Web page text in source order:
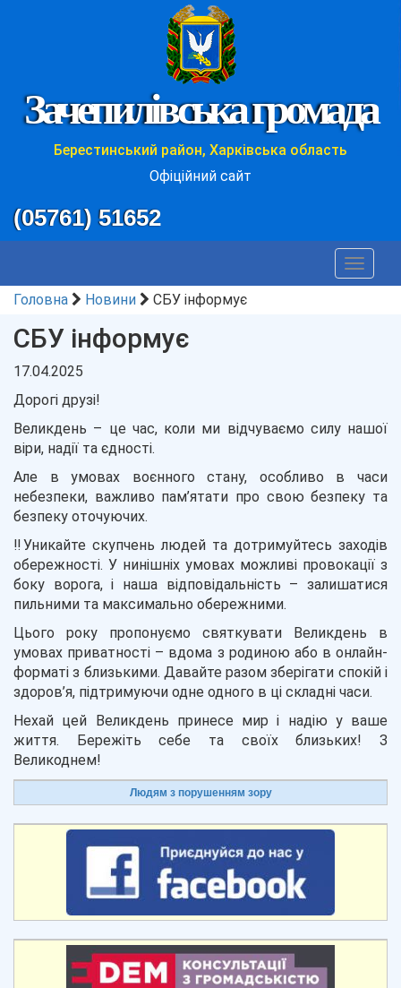
Зачепилівська громада
Берестинський район, Харківська область
Офіційний сайт
(05761) 51652
Toggle
Головна
Новини СБУ інформує
СБУ інформує
17.04.2025
Дорогі друзі!
Великдень – це час, коли ми відчуваємо силу нашої
віри, надії та єдності.
Але в умовах воєнного стану, особливо в часи
небезпеки, важливо пам’ятати про свою безпеку та
безпеку оточуючих.
‼️Уникайте скупчень людей та дотримуйтесь заходів
обережності. У нинішніх умовах можливі провокації з
боку ворога, і наша відповідальність – залишатися
пильними та максимально обережними.
Цього року пропонуємо святкувати Великдень в
умовах приватності – вдома з родиною або в онлайн-
форматі з близькими. Давайте разом зберігати спокій і
здоров’я, підтримуючи одне одного в ці складні часи.
Нехай цей Великдень принесе мир і надію у ваше
життя. Бережіть себе та своїх близьких! З
Великоднем!
Людям з порушенням зору